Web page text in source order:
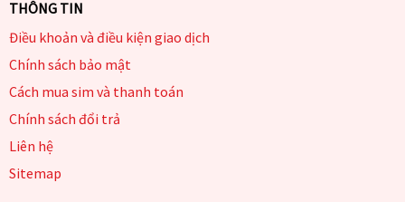
THÔNG TIN
Điều khoản và điều kiện giao dịch
Chính sách bảo mật
Cách mua sim và thanh toán
Chính sách đổi trả
Liên hệ
Sitemap